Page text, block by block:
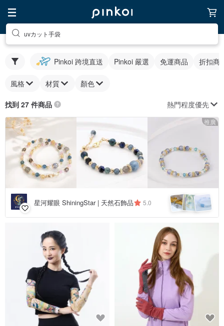
uvカット手袋
Pinkoi 跨境直送 Pinkoi 嚴選 免運商品 折扣商
風格 材質 顏色
找到 27 件商品 熱門程度優先
推廣
星河耀眼 ShiningStar | 天然石飾品 5.0